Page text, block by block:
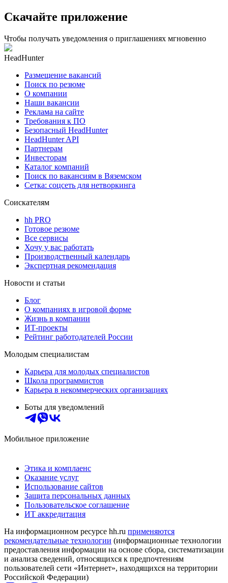
Скачайте приложение
Чтобы получать уведомления о приглашениях мгновенно
HeadHunter
Размещение вакансий
Поиск по резюме
О компании
Наши вакансии
Реклама на сайте
Требования к ПО
Безопасный HeadHunter
HeadHunter API
Партнерам
Инвесторам
Каталог компаний
Поиск по вакансиям в Вяземском
Сетка: соцсеть для нетворкинга
Соискателям
hh PRO
Готовое резюме
Все сервисы
Хочу у вас работать
Производственный календарь
Экспертная рекомендация
Новости и статьи
Блог
О компаниях в игровой форме
Жизнь в компании
ИТ-проекты
Рейтинг работодателей России
Молодым специалистам
Карьера для молодых специалистов
Школа программистов
Карьера в некоммерческих организациях
Боты для уведомлений
Мобильное приложение
Этика и комплаенс
Оказание услуг
Использование сайтов
Защита персональных данных
Пользовательское соглашение
ИТ аккредитация
На информационном ресурсе hh.ru применяются
рекомендательные технологии (информационные технологии
предоставления информации на основе сбора, систематизации
и анализа сведений, относящихся к предпочтениям
пользователей сети «Интернет», находящихся на территории
Российской Федерации)